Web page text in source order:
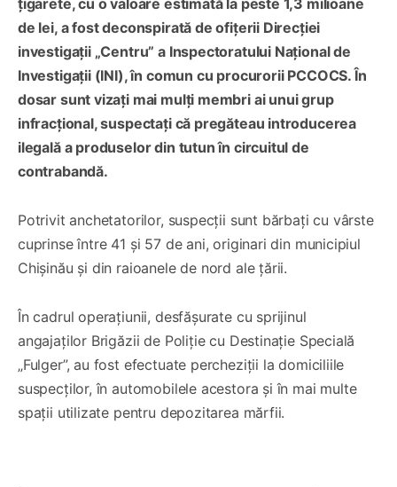
țigarete, cu o valoare estimată la peste 1,3 milioane
de lei, a fost deconspirată de ofițerii Direcției
investigații „Centru” a Inspectoratului Național de
Investigații (INI), în comun cu procurorii PCCOCS. În
dosar sunt vizați mai mulți membri ai unui grup
infracțional, suspectați că pregăteau introducerea
ilegală a produselor din tutun în circuitul de
contrabandă.
Potrivit anchetatorilor, suspecții sunt bărbați cu vârste
cuprinse între 41 și 57 de ani, originari din municipiul
Chișinău și din raioanele de nord ale țării.
În cadrul operațiunii, desfășurate cu sprijinul
angajaților Brigăzii de Poliție cu Destinație Specială
„Fulger”, au fost efectuate percheziții la domiciliile
suspecților, în automobilele acestora și în mai multe
spații utilizate pentru depozitarea mărfii.